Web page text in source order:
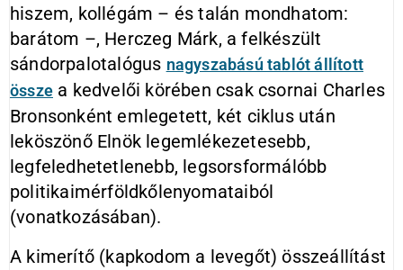
hiszem, kollégám – és talán mondhatom:
barátom –, Herczeg Márk, a felkészült
sándorpalotalógus nagyszabású tablót állított
össze a kedvelői körében csak csornai Charles
Bronsonként emlegetett, két ciklus után
leköszönő Elnök legemlékezetesebb,
legfeledhetetlenebb, legsorsformálóbb
politikaimérföldkőlenyomataiból
(vonatkozásában).
A kimerítő (kapkodom a levegőt) összeállítást